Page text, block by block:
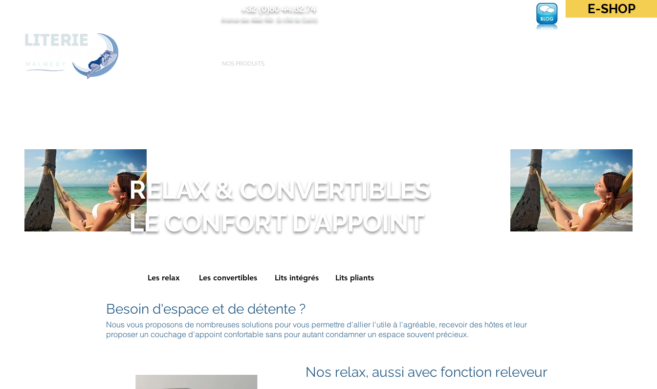
E-SHOP
+32 (0)80 44.82.74
Avenue des Alliés 98b (à côté du Quick)
NOS PRODUITS
RELAX & CONVERTIBLES
LE CONFORT D'APPOINT
Les relax Les convertibles Lits intégrés Lits pliants
Besoin d'espace et de détente ?
Nous vous proposons de nombreuses solutions pour vous permettre d'allier l'utile à l'agréable, recevoir des hôtes et leur
proposer un couchage d'appoint confortable sans pour autant condamner un espace souvent précieux.
Nos relax, aussi avec fonction releveur